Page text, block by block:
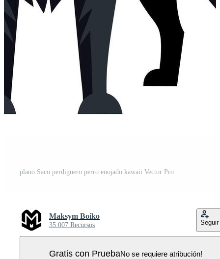
plano Saco perdiguero perro enojado kawaii Vector Pro
Maksym Boiko
35.007 Recursos Seguir
Gratis con PruebaNo se requiere atribución!